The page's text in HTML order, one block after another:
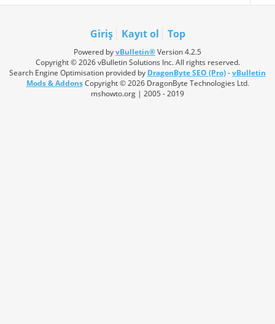
Giriş Kayıt ol Top
Powered byvBulletin®Version 4.2.5
Copyright © 2026 vBulletin Solutions Inc. All rights reserved.
Search Engine Optimisation provided by DragonByte SEO (Pro)-vBulletin
Mods & AddonsCopyright © 2026 DragonByte Technologies Ltd.
mshowto.org | 2005 - 2019